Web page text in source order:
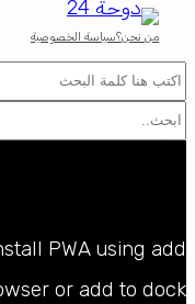
من نحن؟سياسة الخصوصية
البحث
البحث
PWA using add
or add to dock